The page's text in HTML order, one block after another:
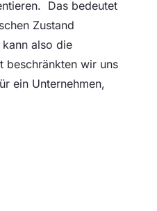
Das bedeutet
Zustand
also die
beschränkten wir uns
ein Unternehmen,